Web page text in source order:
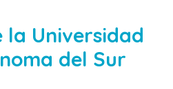
la Universidad
del Sur